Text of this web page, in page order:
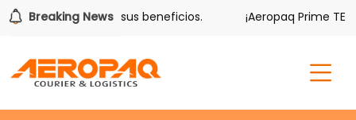
Breaking News
también tiene sus beneficios. ¡Aeropaq Prime TE